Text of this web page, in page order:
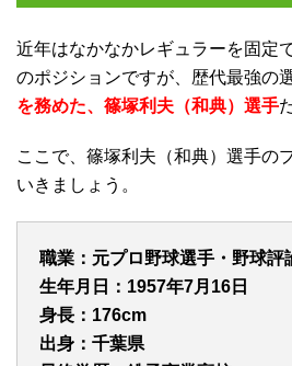
近年はなかなかレギュラーを固定
のポジションですが、歴代最強の
を務めた、篠塚利夫（和典）選手
ここで、篠塚利夫（和典）選手の
いきましょう。
職業：元プロ野球選手・野球評
生年月日：1957年7月16日
身長：176cm
出身：千葉県